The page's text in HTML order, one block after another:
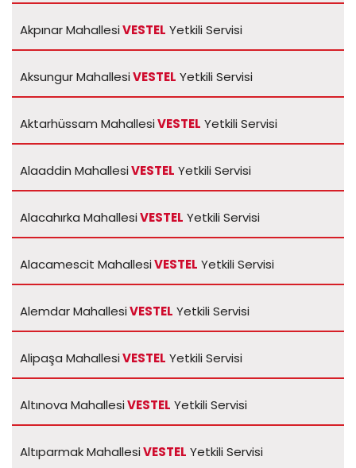
Akpınar MahallesiVESTEL Yetkili Servisi
Aksungur MahallesiVESTEL Yetkili Servisi
Aktarhüssam MahallesiVESTEL Yetkili Servisi
Alaaddin MahallesiVESTEL Yetkili Servisi
Alacahırka MahallesiVESTEL Yetkili Servisi
Alacamescit MahallesiVESTEL Yetkili Servisi
Alemdar MahallesiVESTEL Yetkili Servisi
Alipaşa MahallesiVESTEL Yetkili Servisi
Altınova MahallesiVESTEL Yetkili Servisi
Altıparmak MahallesiVESTEL Yetkili Servisi